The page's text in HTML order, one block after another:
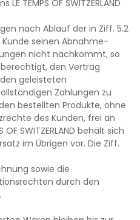
TEMPS OF SWITZERLAND
nach Ablauf der in Ziff. 5.2
seinen Abnahme-
nicht nachkommt, so
berechtigt, den Vertrag
geleisteten
Zahlungen zu
bestellten Produkte, ohne
des Kunden, frei an
SWITZERLAND behält sich
im Übrigen vor. Die Ziff.
sowie die
durch den